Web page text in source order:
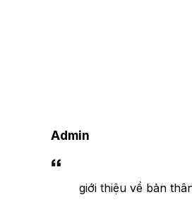
Admin
giới thiệu về bản